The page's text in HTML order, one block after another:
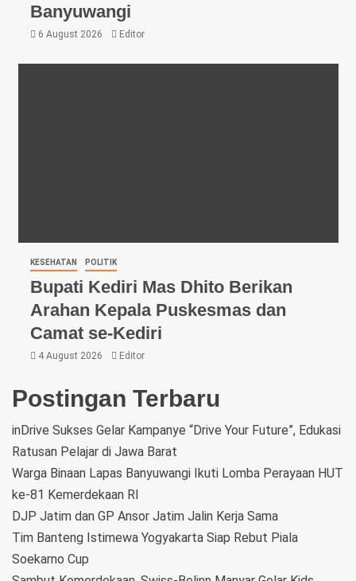
Banyuwangi
6 August 2026 Editor
KESEHATAN POLITIK
Bupati Kediri Mas Dhito Berikan
Arahan Kepala Puskesmas dan
Camat se-Kediri
4 August 2026 Editor
Postingan Terbaru
inDrive Sukses Gelar Kampanye “Drive Your Future”, Edukasi
Ratusan Pelajar di Jawa Barat
Warga Binaan Lapas Banyuwangi Ikuti Lomba Perayaan HUT
ke-81 Kemerdekaan RI
DJP Jatim dan GP Ansor Jatim Jalin Kerja Sama
Tim Banteng Istimewa Yogyakarta Siap Rebut Piala
Soekarno Cup